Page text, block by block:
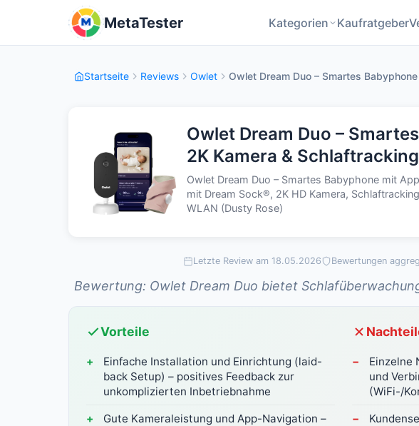
MetaTester Kategorien Kaufratgeber
Startseite Reviews Owlet Owlet Dream Duo – Smartes
Owlet Dream Duo –
2K Kamera & Schlaftracking
Owlet Dream Duo – Smartes Babyphone mit
mit Dream Sock®, 2K HD Kamera,
WLAN (Dusty Rose)
Letzte Review am 18.05.2026 Bewertungen
Bewertung: Owlet Dream Duo bietet
Vorteile
Einfache Installation und Einrichtung (laid-
back Setup) – positives Feedback zur
unkomplizierten Inbetriebnahme
Gute Kameraleistung und App-Navigation –
Einzelne
und
(WiFi-/